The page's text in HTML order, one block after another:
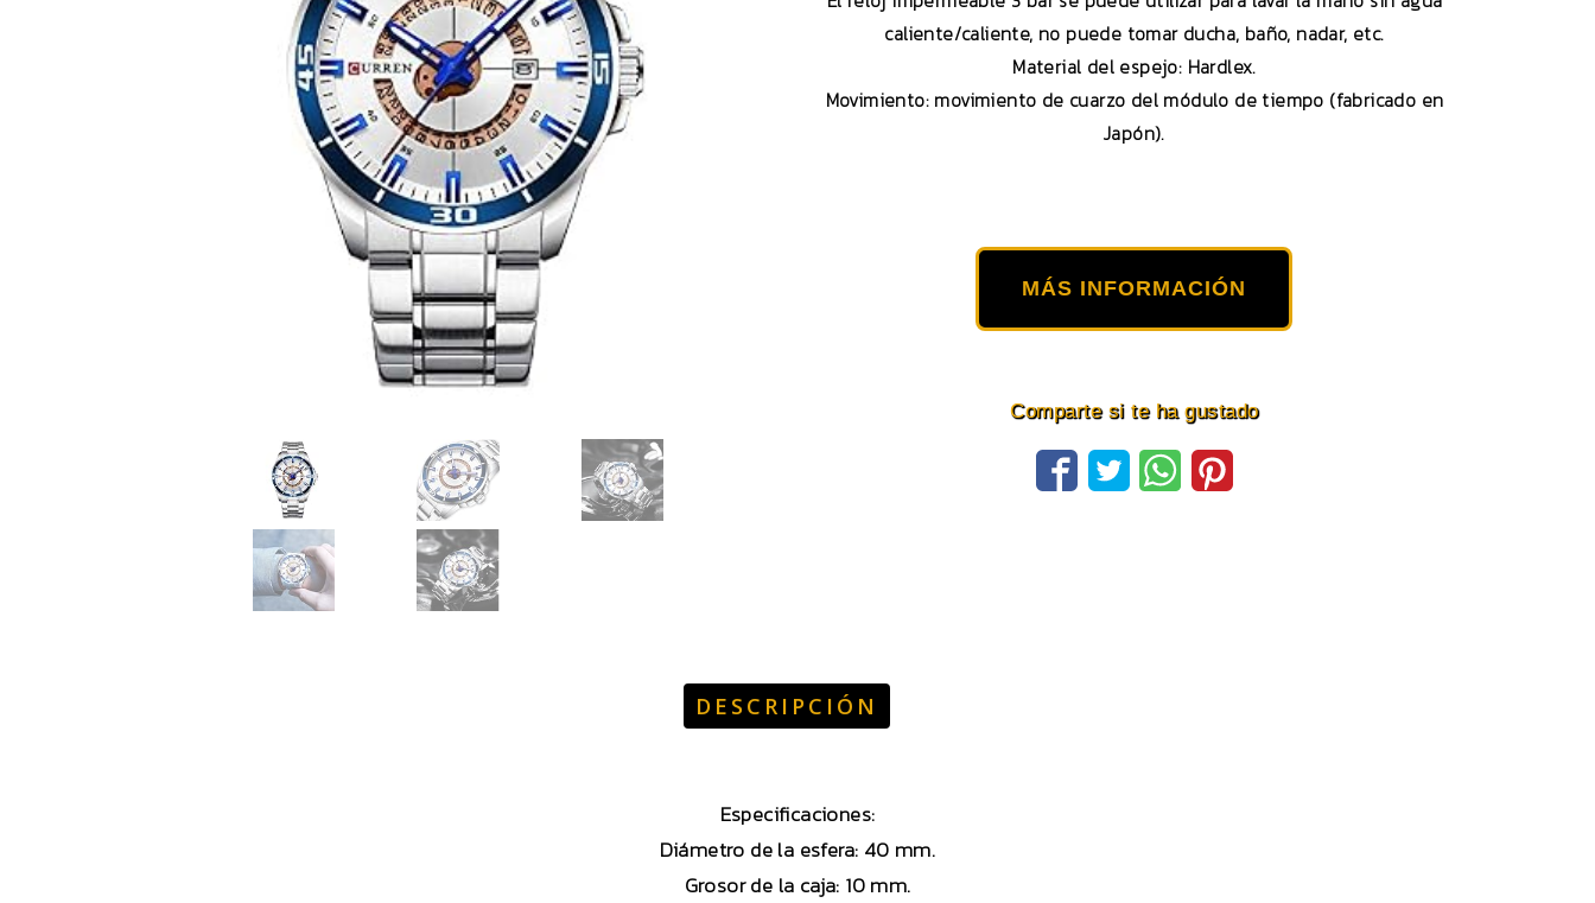
caliente/caliente, no puede tomar ducha, baño, nadar, etc.
Material del espejo: Hardlex.
Movimiento: movimiento de cuarzo del módulo de tiempo (fabricado en
Japón).
MÁS INFORMACIÓN
Comparte si te ha gustado
DESCRIPCIÓN
Especificaciones:
Diámetro de la esfera: 40 mm.
Grosor de la caja: 10 mm.